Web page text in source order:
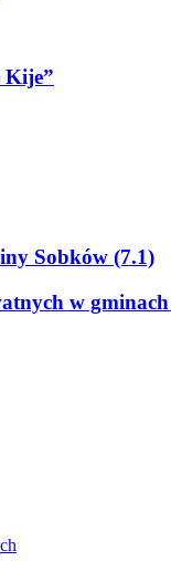
Kije”
Sobków (7.1)
w